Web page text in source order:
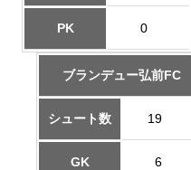
PK 0
ブランデュー弘前FC
シュート数 19
GK 6